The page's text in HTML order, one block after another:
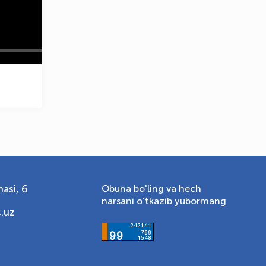
6
Obuna bo'ling va hech
narsani o'tkazib yubormang